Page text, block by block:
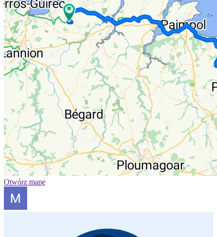
Otwórz mapę